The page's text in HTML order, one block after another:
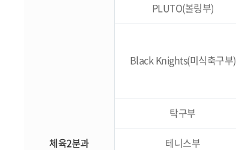
체육2분과
PLUTO(볼링부)
Black Knights(미식축구부)
탁구부
테니스부